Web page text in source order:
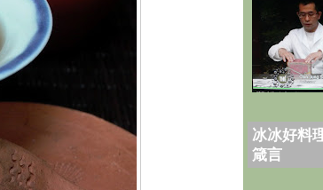
冰冰好料
箴言